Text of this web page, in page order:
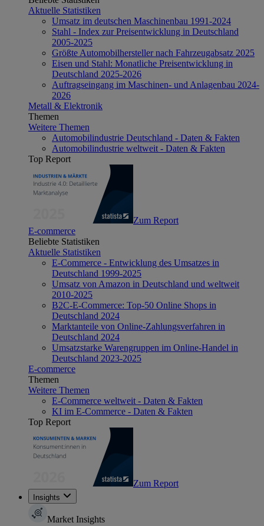
Aktuelle Statistiken
Umsatz im deutschen Maschinenbau 1991-2024
Stahl - Index zur Preisentwicklung in Deutschland
2005-2025
Größte Automobilhersteller nach Fahrzeugabsatz 2025
Eisen und Stahl: Monatliche Preisentwicklung in
Deutschland 2025-2026
Auftragseingang im Maschinen- und Anlagenbau 2024-
2026
Metall & Elektronik
Themen
Weitere Themen
Automobilindustrie Deutschland - Daten & Fakten
Automobilindustrie weltweit - Daten & Fakten
Top Report
Zum Report
E-commerce
Beliebte Statistiken
Aktuelle Statistiken
E-Commerce - Entwicklung des Umsatzes in
Deutschland 1999-2025
Umsatz von Amazon in Deutschland und weltweit
2010-2025
B2C-E-Commerce: Top-50 Online Shops in
Deutschland 2024
Marktanteile von Online-Zahlungsverfahren in
Deutschland 2024
Umsatzstarke Warengruppen im Online-Handel in
Deutschland 2023-2025
E-commerce
Themen
Weitere Themen
E-Commerce weltweit - Daten & Fakten
KI im E-Commerce - Daten & Fakten
Top Report
Zum Report
Insights
Market Insights